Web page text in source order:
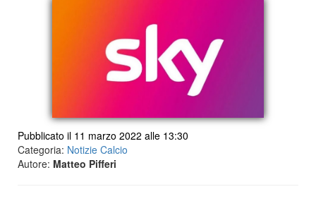
Pubblicato il 11 marzo 2022 alle 13:30
Categoria: Notizie Calcio
Autore: Matteo Pifferi